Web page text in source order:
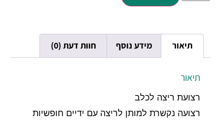
תיאור מידע נוסף חוות דעת (0)
תיאור
רצועת ריצה לכלב
רצועה נקשרת למותן לריצה עם ידיים חופשיות